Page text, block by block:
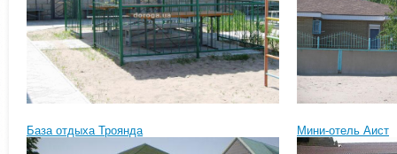
База отдыха Троянда Мини-отель Аист